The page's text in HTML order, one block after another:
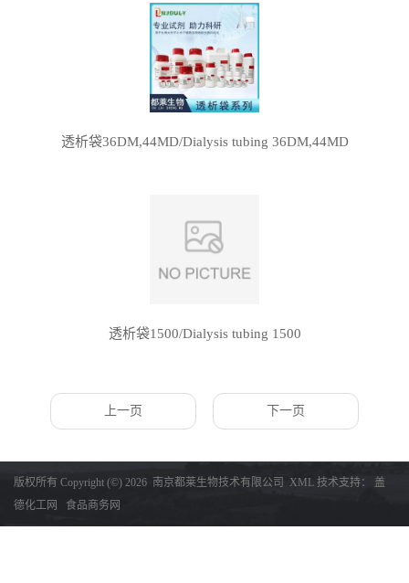
透析袋36DM,44MD/Dialysis tubing 36DM,44MD
透析袋1500/Dialysis tubing 1500
上一页 下一页
版权所有 Copyright (©) 2026 南京都莱生物技术有限公司 XML 技术支持： 盖
德化工网
食品商务网